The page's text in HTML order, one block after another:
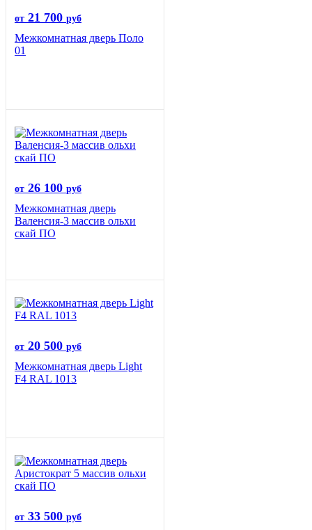
от 21 700 руб
Межкомнатная дверь Поло
01
от 26 100 руб
Межкомнатная дверь
Валенсия-3 массив ольхи
скай ПО
от 20 500 руб
Межкомнатная дверь Light
F4 RAL 1013
от 33 500 руб